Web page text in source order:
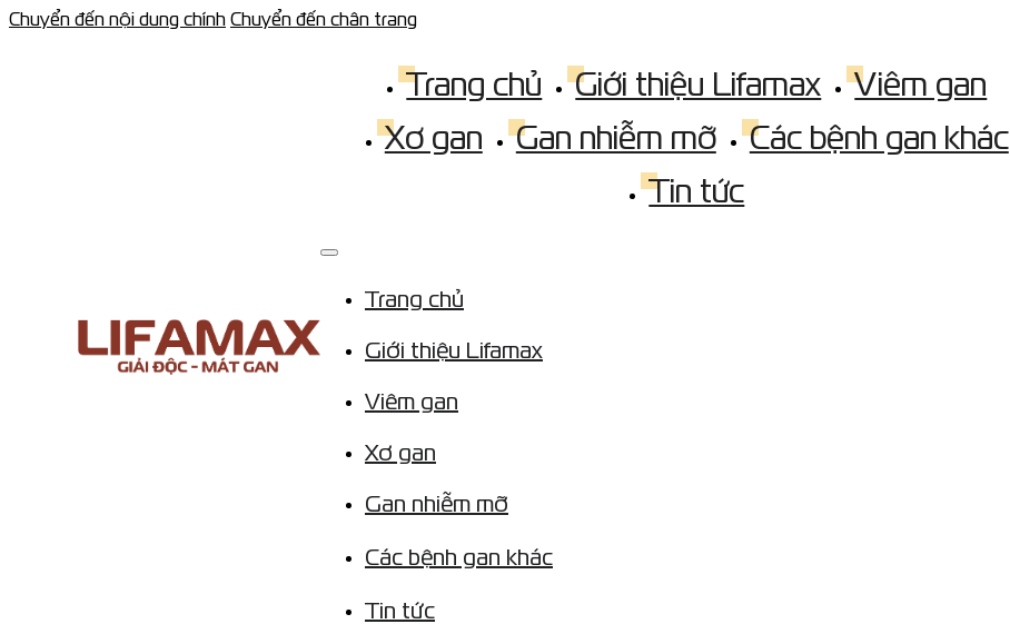
Chuyển đến nội dung chính Chuyển đến chân trang
Trang chủ Giới thiệu Lifamax
Viêm gan
Xơ gan
Gan nhiễm mỡ
Các bệnh gan khác
Tin tức
Trang chủ
Giới thiệu Lifamax
Viêm gan
Xơ gan
Gan nhiễm mỡ
Các bệnh gan khác
Tin tức